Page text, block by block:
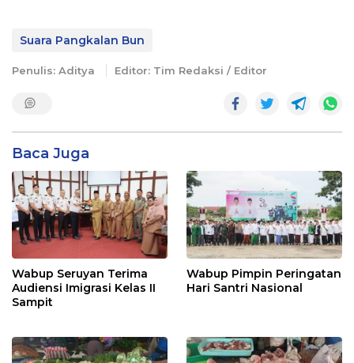
Suara Pangkalan Bun
Penulis: Aditya Editor: Tim Redaksi / Editor
Baca Juga
Wabup Seruyan Terima
Audiensi Imigrasi Kelas II
Sampit
Wabup Pimpin Peringatan
Hari Santri Nasional